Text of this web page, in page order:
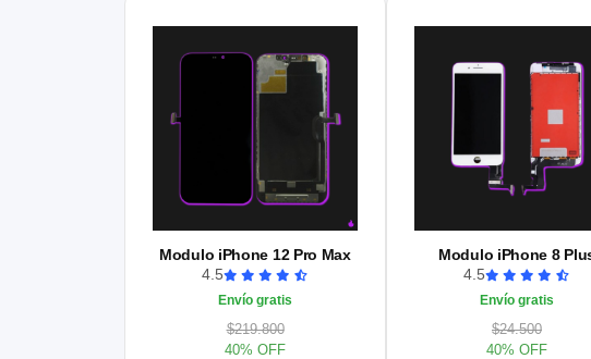
Modulo iPhone 12 Pro Max
4.5
Envío gratis
$219.800
40% OFF
Modulo iPhone 8
4.5
Envío gratis
$24.500
40% OFF